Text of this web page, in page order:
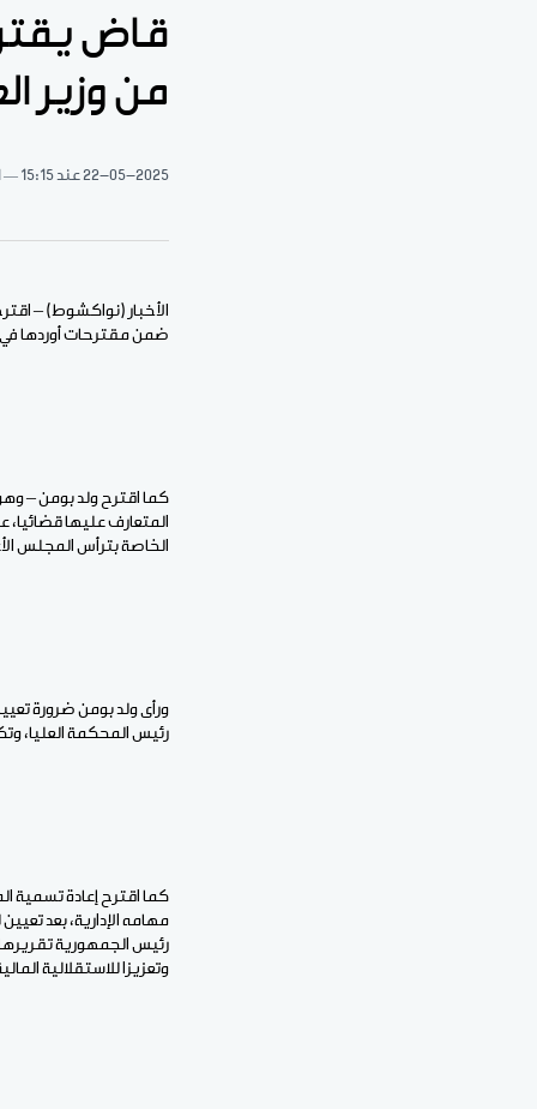
قاض
من وزير
22-05-2025عند 15:15
الأخبار (نواكشوط) –
ضمن مقترحات أوردها
كما اقترح ولد بومن –
المتعارف عليها
الخاصة بترأس المجلس
ورأى ولد بومن ضرورة
رئيس المحكمة العليا،
كما اقترح إعادة تسمية
مهامه الإدارية، بعد
رئيس الجمهورية
وتعزيزا للاستقلالية